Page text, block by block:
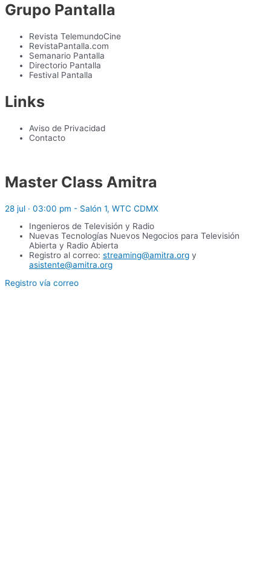
Grupo Pantalla
Revista TelemundoCine
RevistaPantalla.com
Semanario Pantalla
Directorio Pantalla
Festival Pantalla
Links
Aviso de Privacidad
Contacto
Master Class Amitra
28 jul · 03:00 pm - Salón 1, WTC CDMX
Ingenieros de Televisión y Radio
Nuevas Tecnologías Nuevos Negocios para Televisión
Abierta y Radio Abierta
Registro al correo: streaming@amitra.org y
asistente@amitra.org
Registro vía correo